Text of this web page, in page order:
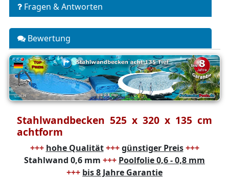
Fragen & Antworten
Bewertung
Stahlwandbecken 525 x 320 x 135 cm
achtform
+++ hohe Qualität+++ günstiger Preis+++
Stahlwand 0,6 mm +++ Poolfolie 0,6 - 0,8 mm
+++ bis 8 Jahre Garantie